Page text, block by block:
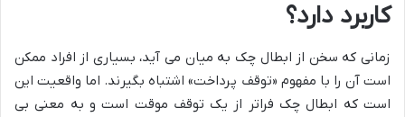
کاربرد دارد؟
زمانی که سخن از ابطال چک به میان می آید، بسیاری از افراد ممکن
است آن را با مفهوم «توقف پرداخت» اشتباه بگیرند. اما واقعیت این
است که ابطال چک فراتر از یک توقف موقت است و به معنی بی